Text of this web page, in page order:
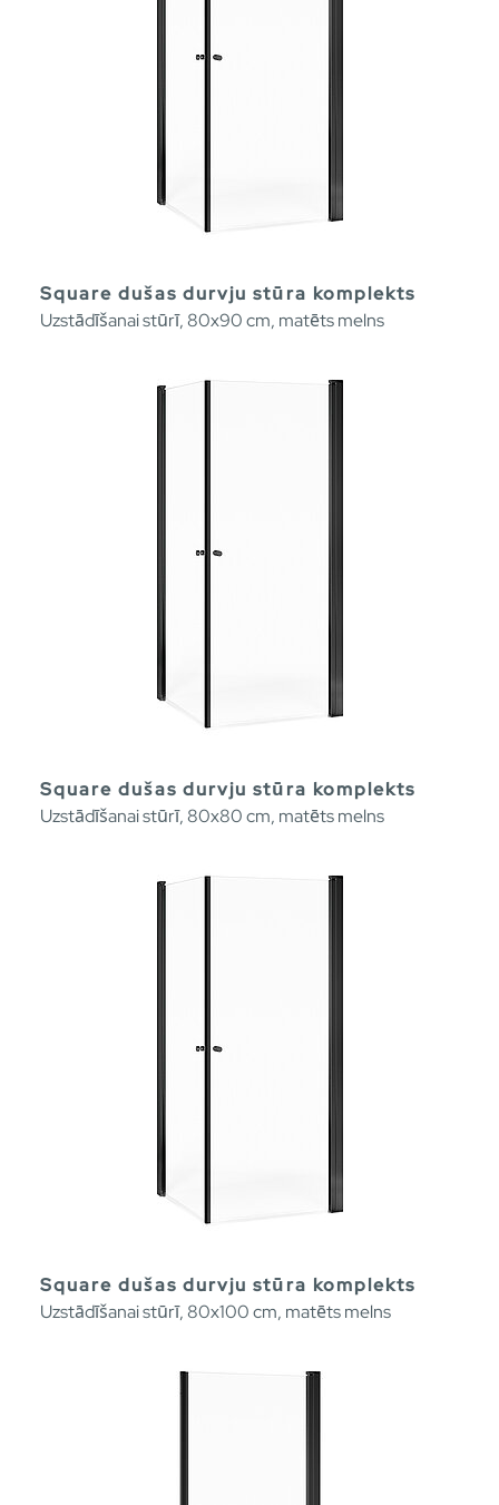
Square dušas durvju stūra komplekts
Uzstādīšanai stūrī, 80x90 cm, matēts melns
Square dušas durvju stūra komplekts
Uzstādīšanai stūrī, 80x80 cm, matēts melns
Square dušas durvju stūra komplekts
Uzstādīšanai stūrī, 80x100 cm, matēts melns